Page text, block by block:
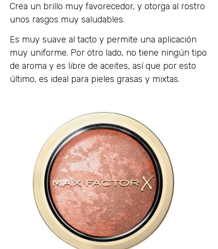
Crea un brillo muy favorecedor, y otorga al rostro
unos rasgos muy saludables.
Es muy suave al tacto y permite una aplicación
muy uniforme. Por otro lado, no tiene ningún tipo
de aroma y es libre de aceites, así que por esto
último, es ideal para pieles grasas y mixtas.